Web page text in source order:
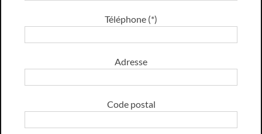
Téléphone (*)
Adresse
Code postal